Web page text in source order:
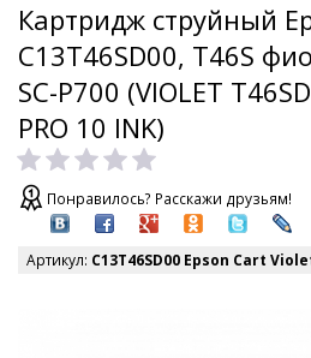
Картридж струйный
C13T46SD00, T46S
SC-P700 (VIOLET
PRO 10 INK)
Понравилось? Расскажи друзьям!
Артикул: C13T46SD00 Epson Cart